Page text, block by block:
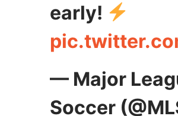
early!
— Major
Soccer